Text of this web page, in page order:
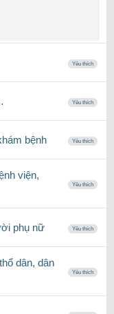
Yêu thích
Yêu thích
bệnh Yêu thích
viện,
Yêu thích
phụ nữ Yêu thích
dân, dân
Yêu thích